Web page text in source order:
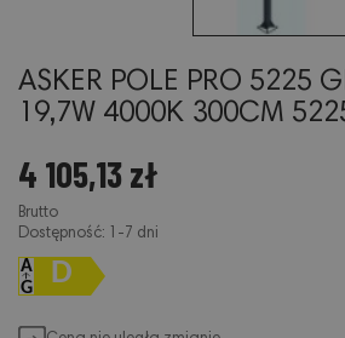
ASKER POLE PRO 5225
19,7W 4000K 300CM
4 105,13 zł
Brutto
Dostępność: 1-7 dni
D